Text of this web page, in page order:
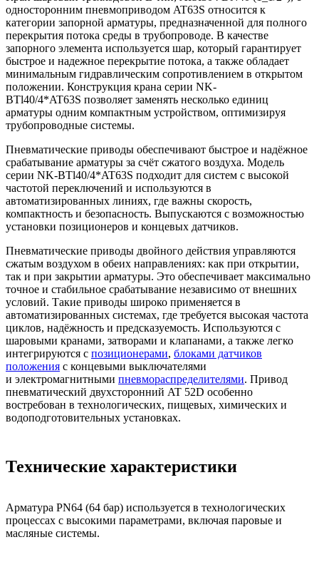
односторонним пневмоприводом AT63S относится к
категории запорной арматуры, предназначенной для полного
перекрытия потока среды в трубопроводе. В качестве
запорного элемента используется шар, который гарантирует
быстрое и надежное перекрытие потока, а также обладает
минимальным гидравлическим сопротивлением в открытом
положении. Конструкция крана серии NK-
BTl40/4*AT63S позволяет заменять несколько единиц
арматуры одним компактным устройством, оптимизируя
трубопроводные системы.
Пневматические приводы обеспечивают быстрое и надёжное
срабатывание арматуры за счёт сжатого воздуха. Модель
серии NK-BTl40/4*AT63S подходит для систем с высокой
частотой переключений и используются в
автоматизированных линиях, где важны скорость,
компактность и безопасность. Выпускаются с возможностью
установки позиционеров и концевых датчиков.
Пневматические приводы двойного действия управляются
сжатым воздухом в обеих направлениях: как при открытии,
так и при закрытии арматуры. Это обеспечивает максимально
точное и стабильное срабатывание независимо от внешних
условий. Такие приводы широко применяется в
автоматизированных системах, где требуется высокая частота
циклов, надёжность и предсказуемость. Используются с
шаровыми кранами, затворами и клапанами, а также легко
интегрируются с позиционерами, блоками датчиков
положения с концевыми выключателями
и электромагнитными пневмораспределителями. Привод
пневматический двухсторонний AT 52D особенно
востребован в технологических, пищевых, химических и
водоподготовительных установках.
Технические характеристики
Арматура PN64 (64 бар) используется в технологических
процессах с высокими параметрами, включая паровые и
масляные системы.